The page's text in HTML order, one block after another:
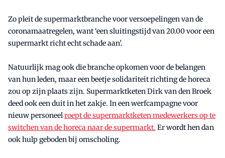
Zo pleit de supermarktbranche voor versoepelingen van de
coronamaatregelen, want ‘een sluitingstijd van 20.00 voor een
supermarkt richt echt schade aan’.
Natuurlijk mag ook die branche opkomen voor de belangen
van hun leden, maar een beetje solidariteit richting de horeca
zou op zijn plaats zijn. Supermarktketen Dirk van den Broek
deed ook een duit in het zakje. In een werfcampagne voor
nieuw personeelroept de supermarktketen medewerkers op te
switchen van de horeca naar de supermarkt. Er wordt hen dan
ook hulp geboden bij omscholing.